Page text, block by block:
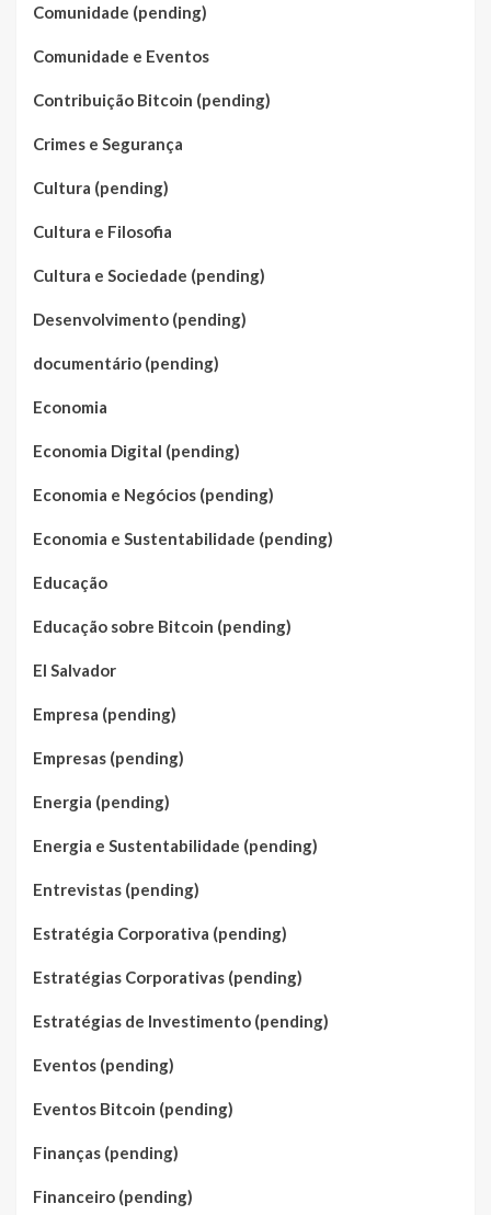
Comunidade (pending)
Comunidade e Eventos
Contribuição Bitcoin (pending)
Crimes e Segurança
Cultura (pending)
Cultura e Filosofia
Cultura e Sociedade (pending)
Desenvolvimento (pending)
documentário (pending)
Economia
Economia Digital (pending)
Economia e Negócios (pending)
Economia e Sustentabilidade (pending)
Educação
Educação sobre Bitcoin (pending)
El Salvador
Empresa (pending)
Empresas (pending)
Energia (pending)
Energia e Sustentabilidade (pending)
Entrevistas (pending)
Estratégia Corporativa (pending)
Estratégias Corporativas (pending)
Estratégias de Investimento (pending)
Eventos (pending)
Eventos Bitcoin (pending)
Finanças (pending)
Financeiro (pending)